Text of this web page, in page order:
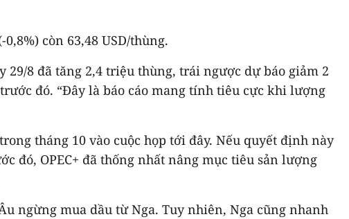
còn 63,48 USD/thùng.
8 đã tăng 2,4 triệu thùng, trái ngược dự báo giảm 2
đó. “Đây là báo cáo mang tính tiêu cực khi lượng
tháng 10 vào cuộc họp tới đây. Nếu quyết định này
đó, OPEC+ đã thống nhất nâng mục tiêu sản lượng
ngừng mua dầu từ Nga. Tuy nhiên, Nga cũng nhanh